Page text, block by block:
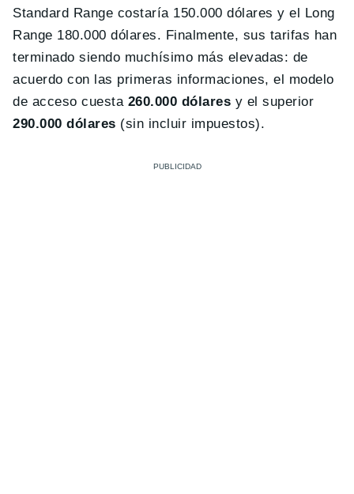
Standard Range costaría 150.000 dólares y el Long
Range 180.000 dólares. Finalmente, sus tarifas han
terminado siendo muchísimo más elevadas: de
acuerdo con las primeras informaciones, el modelo
de acceso cuesta 260.000 dólares y el superior
290.000 dólares (sin incluir impuestos).